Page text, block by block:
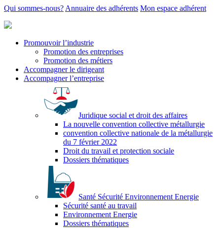
Qui sommes-nous? Annuaire des adhérents Mon espace adhérent
Promouvoir l’industrie
Promotion des entreprises
Promotion des métiers
Accompagner le dirigeant
Accompagner l’entreprise
Juridique social et droit des affaires
La nouvelle convention collective métallurgie
convention collective nationale de la métallurgie
du 7 février 2022
Droit du travail et protection sociale
Dossiers thématiques
Santé Sécurité Environnement Energie
Sécurité santé au travail
Environnement Energie
Dossiers thématiques